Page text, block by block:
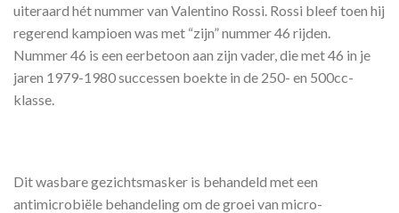
uiteraard hét nummer van Valentino Rossi. Rossi bleef toen hij
regerend kampioen was met “zijn” nummer 46 rijden.
Nummer 46 is een eerbetoon aan zijn vader, die met 46 in je
jaren 1979-1980 successen boekte in de 250- en 500cc-
klasse.
Dit wasbare gezichtsmasker is behandeld met een
antimicrobiële behandeling om de groei van micro-